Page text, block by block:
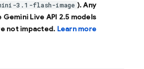
3.1-flash-image ). Any
Gemini Live API 2.5 models
not impacted. Learn more.